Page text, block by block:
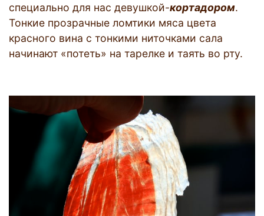
специально для нас девушкой-кортадором.
Тонкие прозрачные ломтики мяса цвета
красного вина с тонкими ниточками сала
начинают «потеть» на тарелке и таять во рту.